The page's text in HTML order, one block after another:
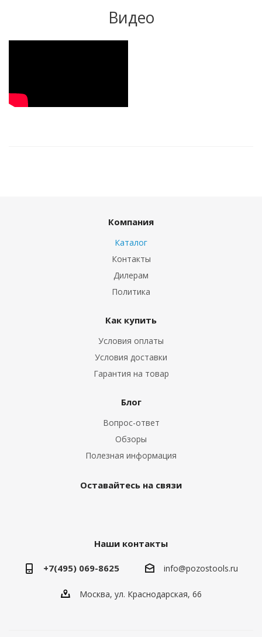
Видео
Компания
Каталог
Контакты
Дилерам
Политика
Как купить
Условия оплаты
Условия доставки
Гарантия на товар
Блог
Вопрос-ответ
Обзоры
Полезная информация
Оставайтесь на связи
Наши контакты
+7(495) 069-8625 info@pozostools.ru
Москва, ул. Краснодарская, 66